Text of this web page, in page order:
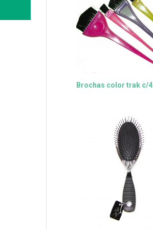
Brochas color trak c/4